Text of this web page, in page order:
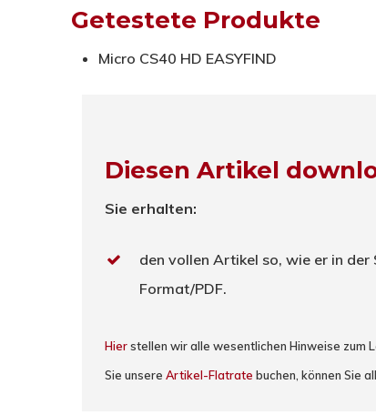
Getestete Produkte
Micro CS40 HD EASYFIND
Diesen Artikel
Sie erhalten:
den vollen Artikel so, wie er in
Format/PDF.
Hierstellen wir alle wesentlichen Hinweise zum
Sie unsere Artikel-Flatrate buchen, können Sie